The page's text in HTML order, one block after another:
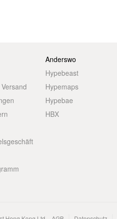
Anderswo
Hypebeast
Hypemaps
Hypebae
HBX